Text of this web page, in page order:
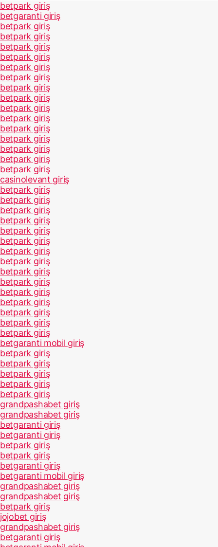
betpark giriş
betgaranti giriş
betpark giriş
betpark giriş
betpark giriş
betpark giriş
betpark giriş
betpark giriş
betpark giriş
betpark giriş
betpark giriş
betpark giriş
betpark giriş
betpark giriş
betpark giriş
betpark giriş
betpark giriş
casinolevant giriş
betpark giriş
betpark giriş
betpark giriş
betpark giriş
betpark giriş
betpark giriş
betpark giriş
betpark giriş
betpark giriş
betpark giriş
betpark giriş
betpark giriş
betpark giriş
betpark giriş
betpark giriş
betgaranti mobil giriş
betpark giriş
betpark giriş
betpark giriş
betpark giriş
betpark giriş
grandpashabet giriş
grandpashabet giriş
betgaranti giriş
betgaranti giriş
betpark giriş
betpark giriş
betgaranti giriş
betgaranti mobil giriş
grandpashabet giriş
grandpashabet giriş
betpark giriş
jojobet giriş
grandpashabet giriş
betgaranti giriş